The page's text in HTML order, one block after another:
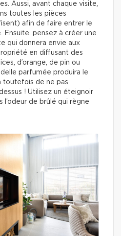
Aussi, avant chaque visite,
toutes les pièces
afin de faire entrer le
Ensuite, pensez à créer une
qui donnera envie aux
en diffusant des
d’orange, de pin ou
parfumée produira le
de ne pas
! Utilisez un éteignoir
l’odeur de brûlé qui règne